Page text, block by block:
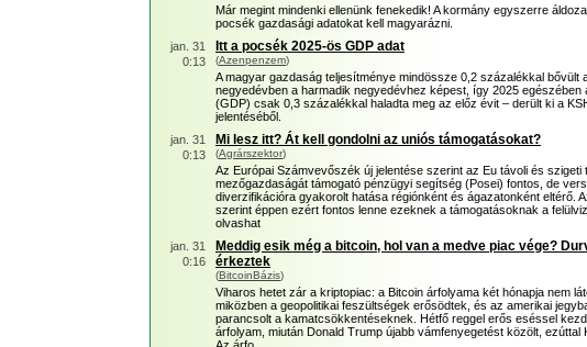
Már megint mindenki ellenünk fenekedik! A kormány egyszerre
pocsék gazdasági adatokat kell magyarázni.
jan. 31
0:13
Itt a pocsék 2025-ös GDP adat
(Azenpenzem)
A magyar gazdaság teljesítménye mindössze 0,2 százalékkal bővült
negyedévben a harmadik negyedévhez képest, így 2025 egészében
(GDP) csak 0,3 százalékkal haladta meg az előz évit – derült ki a
jelentéséből.
jan. 31
0:13
Mi lesz itt? Át kell gondolni az uniós támogatásokat?
(Agrárszektor)
Az Európai Számvevőszék új jelentése szerint az Eu távoli és szigeti
mezőgazdaságát támogató pénzügyi segítség (Posei) fontos, de
diverzifikációra gyakorolt hatása régiónként és ágazatonként eltérő.
szerint éppen ezért fontos lenne ezeknek a támogatásoknak a
olvashat
jan. 31
0:16
Meddig esik még a bitcoin, hol van a medve piac vége?
érkeztek
(BitcoinBázis)
Viharos hetet zár a kriptopiac: a Bitcoin árfolyama két hónapja nem
miközben a geopolitikai feszültségek erősödtek, és az amerikai
parancsolt a kamatcsökkentéseknek. Hétfő reggel erős eséssel
árfolyam, miután Donald Trump újabb vámfenyegetést közölt, ezúttal